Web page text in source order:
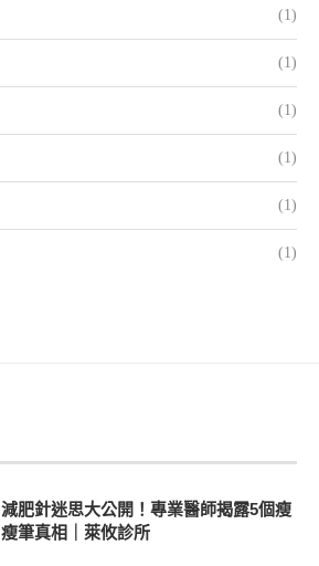
(1)
(1)
(1)
(1)
(1)
(1)
減肥針迷思大公開！專業醫師揭露5個瘦
瘦筆真相｜萊攸診所